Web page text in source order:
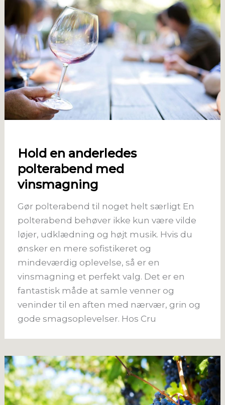
Hold en anderledes
polterabend med
vinsmagning
Gør polterabend til noget helt særligt En
polterabend behøver ikke kun være vilde
løjer, udklædning og højt musik. Hvis du
ønsker en mere sofistikeret og
mindeværdig oplevelse, så er en
vinsmagning et perfekt valg. Det er en
fantastisk måde at samle venner og
veninder til en aften med nærvær, grin og
gode smagsoplevelser. Hos Cru